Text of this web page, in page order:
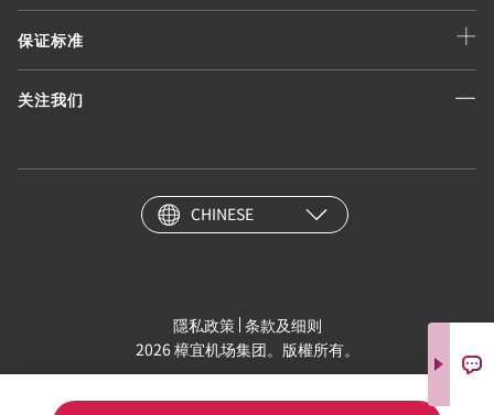
保证标准
关注我们
CHINESE
隱私政策 条款及细则
2026 樟宜机场集团。版權所有。